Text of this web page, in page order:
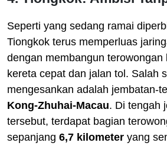
Seperti yang sedang ramai
Tiongkok terus memperluas
dengan membangun terowongan
kereta cepat dan jalan tol. Salah
mengesankan adalah jembatan-
Kong-Zhuhai-Macau. Di tengah
tersebut, terdapat bagian
sepanjang 6,7 kilometer yang